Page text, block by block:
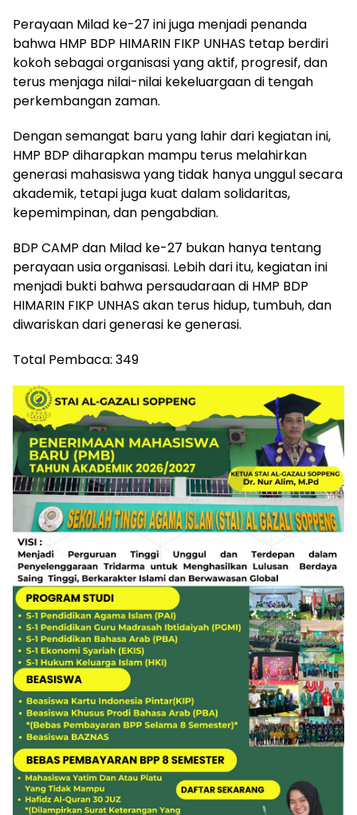
Perayaan Milad ke-27 ini juga menjadi penanda
bahwa HMP BDP HIMARIN FIKP UNHAS tetap berdiri
kokoh sebagai organisasi yang aktif, progresif, dan
terus menjaga nilai-nilai kekeluargaan di tengah
perkembangan zaman.
Dengan semangat baru yang lahir dari kegiatan ini,
HMP BDP diharapkan mampu terus melahirkan
generasi mahasiswa yang tidak hanya unggul secara
akademik, tetapi juga kuat dalam solidaritas,
kepemimpinan, dan pengabdian.
BDP CAMP dan Milad ke-27 bukan hanya tentang
perayaan usia organisasi. Lebih dari itu, kegiatan ini
menjadi bukti bahwa persaudaraan di HMP BDP
HIMARIN FIKP UNHAS akan terus hidup, tumbuh, dan
diwariskan dari generasi ke generasi.
Total Pembaca: 349